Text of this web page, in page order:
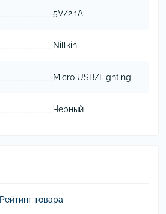
5V/2.1A
Nillkin
Micro USB/Lighting
Черный
Рейтинг товара